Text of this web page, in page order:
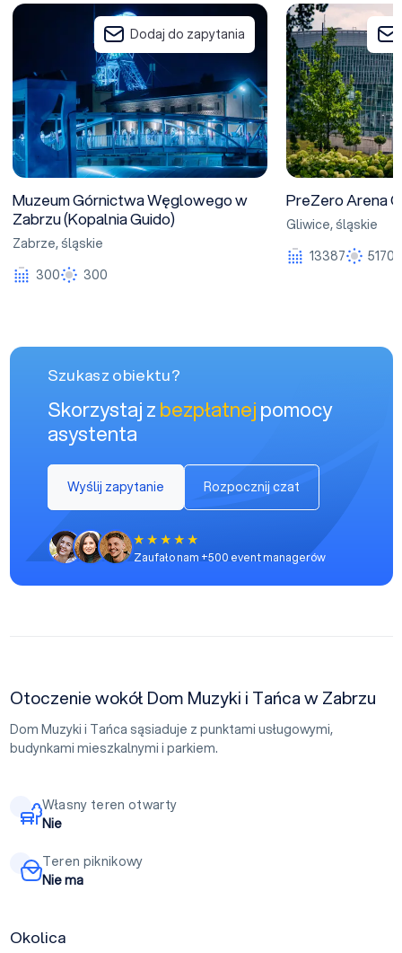
Muzeum Górnictwa Węglowego w Zabrzu (Kopalnia Guido)
Dodaj do zapytania
Muzeum Górnictwa Węglowego w
Zabrzu (Kopalnia Guido)
Zabrze, śląskie
300
300
PreZero Arena
PreZero Arena
Gliwice, śląskie
13387
5170
Szukasz obiektu?
Skorzystaj zbezpłatnejpomocy
asystenta
Wyślij zapytanie Rozpocznij czat
Zaufało nam +500 event managerów
Otoczenie wokół Dom Muzyki i Tańca w Zabrzu
Dom Muzyki i Tańca sąsiaduje z punktami usługowymi,
budynkami mieszkalnymi i parkiem.
Własny teren otwarty
Nie
Teren piknikowy
Nie ma
Okolica